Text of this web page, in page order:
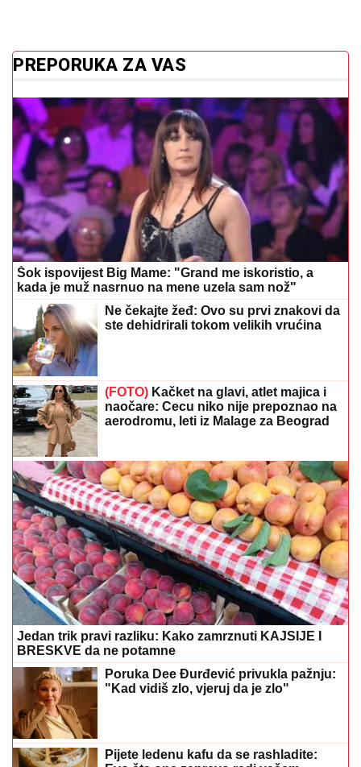
PREPORUKA ZA VAS
Šok ispovijest Big Mame: "Grand me iskoristio, a
kada je muž nasrnuo na mene uzela sam nož"
Ne čekajte žeđ: Ovo su prvi znakovi da
ste dehidrirali tokom velikih vrućina
(FOTO) Kačket na glavi, atlet majica i
naočare: Cecu niko nije prepoznao na
aerodromu, leti iz Malage za Beograd
Jedan trik pravi razliku: Kako zamrznuti KAJSIJE I
BRESKVE da ne potamne
Poruka Dee Đurđević privukla pažnju:
"Kad vidiš zlo, vjeruj da je zlo"
Pijete ledenu kafu da se rashladite: